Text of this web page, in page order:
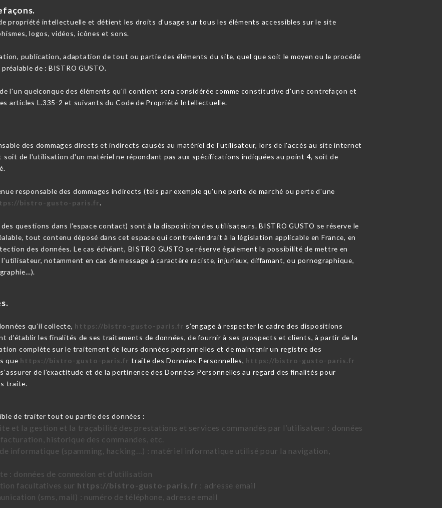
propriété intellectuelle et détient les droits d'usage sur tous les éléments accessibles sur le site
logos, vidéos, icônes et sons.
publication, adaptation de tout ou partie des éléments du site, quel que soit le moyen ou le procédé
de : BISTRO GUSTO.
l'un quelconque des éléments qu'il contient sera considérée comme constitutive d'une contrefaçon et
articles L.335-2 et suivants du Code de Propriété Intellectuelle.
des dommages directs et indirects causés au matériel de l'utilisateur, lors de l'accès au site internet
soit de l'utilisation d'un matériel ne répondant pas aux spécifications indiquées au point 4, soit de
responsable des dommages indirects (tels par exemple qu'une perte de marché ou perte d'une
bistro-gusto-paris.fr.
questions dans l'espace contact) sont à la disposition des utilisateurs. BISTRO GUSTO se réserve le
tout contenu déposé dans cet espace qui contreviendrait à la législation applicable en France, en
des données. Le cas échéant, BISTRO GUSTO se réserve également la possibilité de mettre en
notamment en cas de message à caractère raciste, injurieux, diffamant, ou pornographique,
qu’il collecte, https://bistro-gusto-paris.fr s’engage à respecter le cadre des dispositions
d’établir les finalités de ses traitements de données, de fournir à ses prospects et clients, à partir de la
complète sur le traitement de leurs données personnelles et de maintenir un registre des
que https://bistro-gusto-paris.fr traite des Données Personnelles, https://bistro-gusto-paris.fr
de l’exactitude et de la pertinence des Données Personnelles au regard des finalités pour
traite.
de traiter tout ou partie des données :
et la gestion et la traçabilité des prestations et services commandés par l’utilisateur : données
historique des commandes, etc.
informatique (spamming, hacking…) : matériel informatique utilisé pour la navigation,
: données de connexion et d’utilisation
facultatives sur https://bistro-gusto-paris.fr : adresse email
(sms, mail) : numéro de téléphone, adresse email